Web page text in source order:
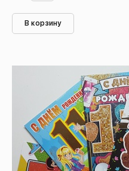
В корзину